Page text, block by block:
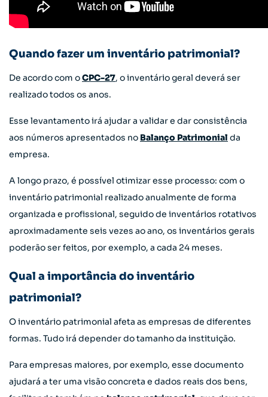
Quando fazer um inventário patrimonial?
De acordo com oCPC-27, o inventário geral deverá ser
realizado todos os anos.
Esse levantamento irá ajudar a validar e dar consistência
aos números apresentados no Balanço Patrimonial da
empresa.
A longo prazo, é possível otimizar esse processo: com o
inventário patrimonial realizado anualmente de forma
organizada e profissional, seguido de inventários rotativos
aproximadamente seis vezes ao ano, os inventários gerais
poderão ser feitos, por exemplo, a cada 24 meses.
Qual a importância do inventário
patrimonial?
O inventário patrimonial afeta as empresas de diferentes
formas. Tudo irá depender do tamanho da instituição.
Para empresas maiores, por exemplo, esse documento
ajudará a ter uma visão concreta e dados reais dos bens,